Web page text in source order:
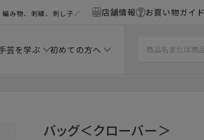
み物、刺繍、刺し子／ 店舗情報 お買い物ガイド
芸を学ぶ 初めての方へ
バッグ＜クローバー＞